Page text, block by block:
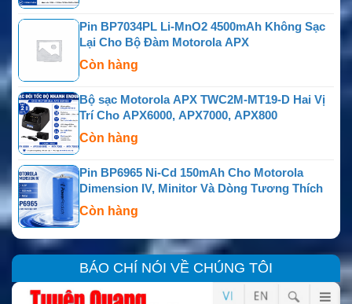
Pin BP7034PL Li-MnO2 4500mAh Không Sạc
Lại Cho Bộ Đàm Motorola APX
Còn hàng
Bộ sạc Motorola APX TWC2M-MT19-D Hai Vị
Trí Cho APX6000, APX7000, APX800
Còn hàng
Pin BP6965 Ni-Cd 150mAh Cho Motorola
Dimension IV, Minitor Và Dòng Tương Thích
Còn hàng
BÁO CHÍ NÓI VỀ CHÚNG TÔI